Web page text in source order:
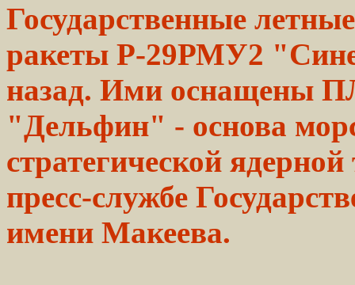
Государственные
ракеты Р-29РМУ2
назад. Ими оснащены
"Дельфин" - основа
стратегической
пресс-службе
имени Макеева.